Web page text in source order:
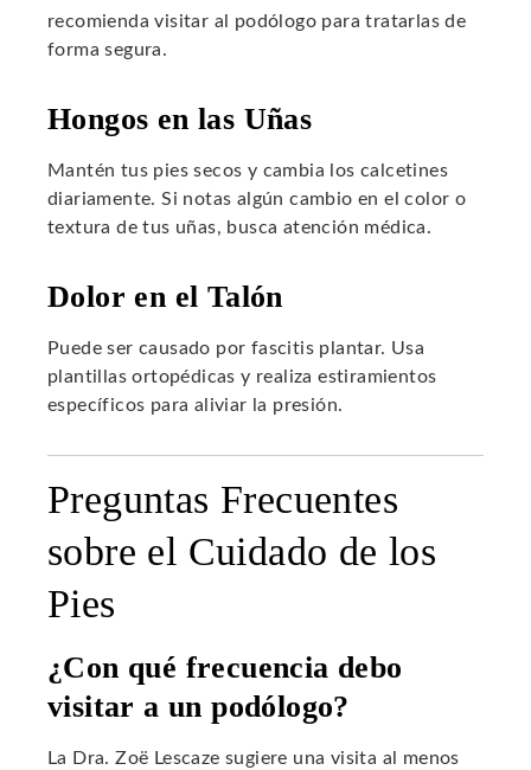
recomienda visitar al podólogo para tratarlas de
forma segura.
Hongos en las Uñas
Mantén tus pies secos y cambia los calcetines
diariamente. Si notas algún cambio en el color o
textura de tus uñas, busca atención médica.
Dolor en el Talón
Puede ser causado por fascitis plantar. Usa
plantillas ortopédicas y realiza estiramientos
específicos para aliviar la presión.
Preguntas Frecuentes
sobre el Cuidado de los
Pies
¿Con qué frecuencia debo
visitar a un podólogo?
La Dra. Zoë Lescaze sugiere una visita al menos